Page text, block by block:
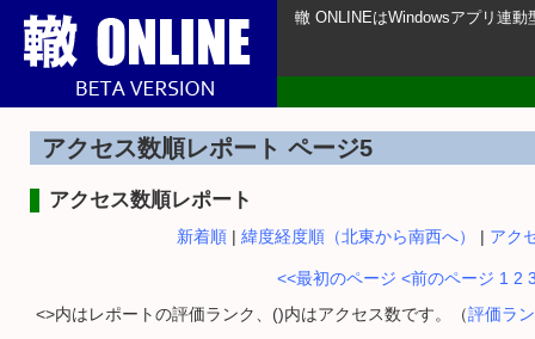
轍 ONLINEはWindowsアプリ連
アクセス数順レポート ページ5
アクセス数順レポート
新着順 | 緯度経度順（北東から南西へ） | アク
<<最初のページ <前のページ 1 2
<>内はレポートの評価ランク、()内はアクセス数です。（評価ラ